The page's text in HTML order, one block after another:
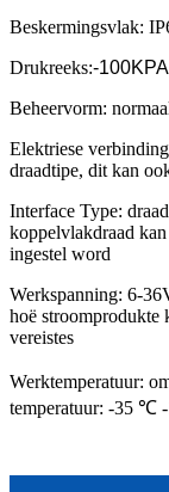
Beskermingsvlak:
Drukreeks:-
Beheervorm:
Elektriese
draadtipe, dit kan
Interface Type:
koppelvlakdraad
ingestel word
Werkspanning: 6-
hoë stroomprodukte
vereistes
Werktemperatuur:
temperatuur: -35 ℃